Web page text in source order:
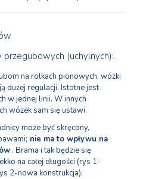
(uchylnych):
na rolkach pionowych, wózki
dużej regulacji. Istotne jest
w jednej linii. W innych
wózek sam się ustawi.
może być skręcony,
nie ma to wpływu na
. Brama i tak będzie się
na całej długości (rys 1-
2-nowa konstrukcja),